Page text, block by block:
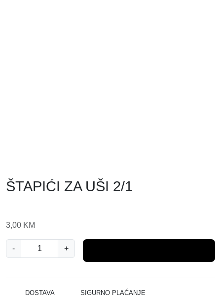
ŠTAPIĆI ZA UŠI 2/1
3,00 KM
-
T
P
+
DOSTAVA SIGURNO PLAĆANJE